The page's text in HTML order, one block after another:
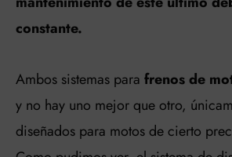
constante.
Ambos sistemas para frenos de
y no hay uno mejor que otro,
diseñados para motos de cierto